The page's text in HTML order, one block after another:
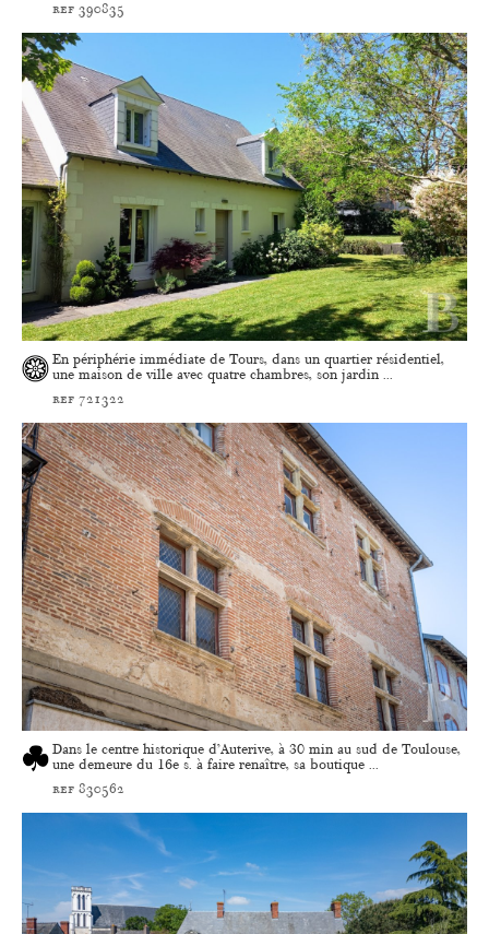
ref 390835
En périphérie immédiate de Tours, dans un quartier résidentiel,
une maison de ville avec quatre chambres, son jardin ...
ref 721322
Dans le centre historique d’Auterive, à 30 min au sud de Toulouse,
une demeure du 16e s. à faire renaître, sa boutique ...
ref 830562